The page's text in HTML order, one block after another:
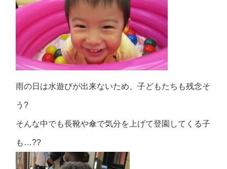
雨の日は水遊びが出来ないため、子どもたちも残念そ
う?
そんな中でも長靴や傘で気分を上げて登園してくる子
も…??